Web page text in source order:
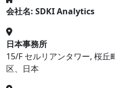
会社名: SDKI Analytics
日本事務所
15/F セルリアンタワー, 桜丘
区、日本